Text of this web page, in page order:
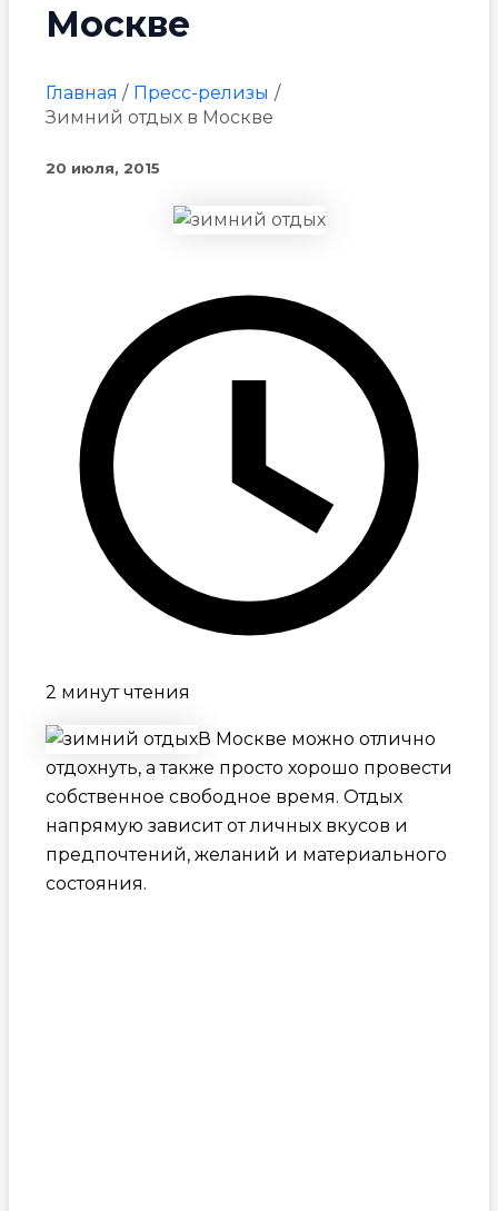
Москве
Главная
Пресс-релизы
Зимний отдых в Москве
20 июля, 2015
2 минут чтения
В Москве можно отлично
отдохнуть, а также просто хорошо провести
собственное свободное время. Отдых
напрямую зависит от личных вкусов и
предпочтений, желаний и материального
состояния.